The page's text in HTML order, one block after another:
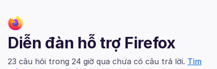
Diễn đàn hỗ trợ Firefox
23 câu hỏi trong 24 giờ qua chưa có câu trả lời. Tìm